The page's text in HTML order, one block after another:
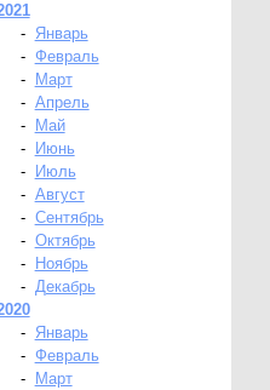
-
Январь
- Февраль
-
Март
- Апрель
-
Май
-
Июнь
-
Июль
- Август
- Сентябрь
- Октябрь
-
Ноябрь
- Декабрь
-
Январь
- Февраль
-
Март